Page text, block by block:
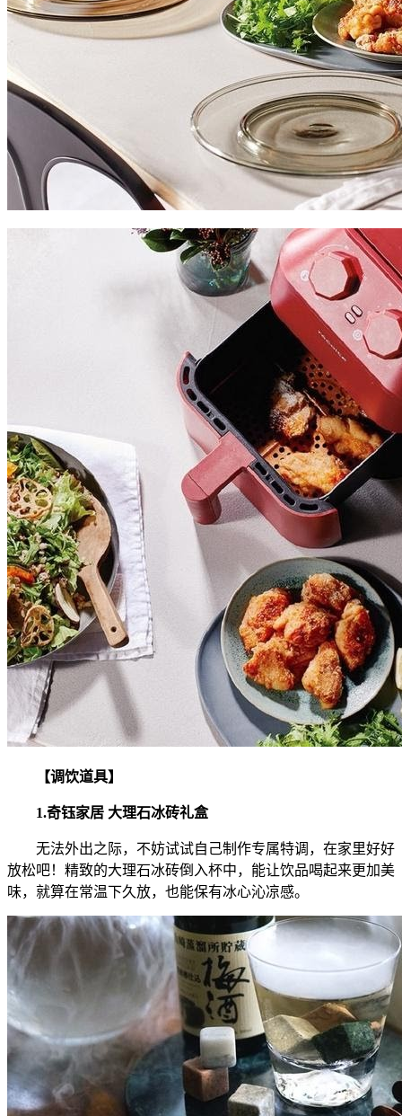
【调饮道具】
1.奇钰家居 大理石冰砖礼盒
无法外出之际，不妨试试自己制作专属特调，在家里好好
放松吧！精致的大理石冰砖倒入杯中，能让饮品喝起来更加美
味，就算在常温下久放，也能保有冰心沁凉感。